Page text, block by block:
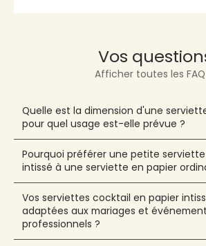
Vos
Afficher toutes les FAQ
Quelle est la dimension d'une
pour quel usage est-elle prévue ?
Pourquoi préférer une petite
intissé à une serviette en papier
Vos serviettes cocktail en papier
adaptées aux mariages et
professionnels ?